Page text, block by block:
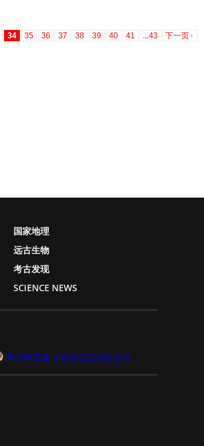
34 35 36 37 38 39 40 41 ...43 下一页
国家地理
远古生物
考古发现
SCIENCE NEWS
粤公网安备 44060502003102号